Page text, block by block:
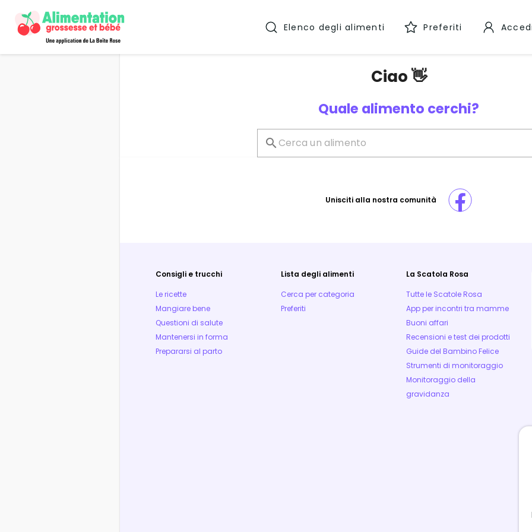
Elenco degli alimenti Preferiti
Ciao 👋
Quale alimento cerchi?
Unisciti alla nostra comunità
Consigli e trucchi
Le ricette
Mangiare bene
Questioni di salute
Mantenersi in forma
Prepararsi al parto
Lista degli alimenti
Cerca per categoria
Preferiti
La Scatola Rosa
Tutte le Scatole Rosa
App per incontri tra mamme
Buoni affari
Recensioni e test dei prodotti
Guide del Bambino Felice
Strumenti di monitoraggio
Monitoraggio della
gravidanza